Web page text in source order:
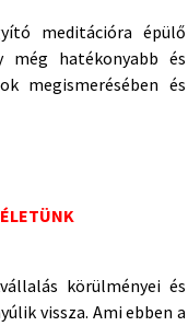
meditációra épülő
még hatékonyabb és
megismerésében és
körülményei és
vissza. Ami ebben a